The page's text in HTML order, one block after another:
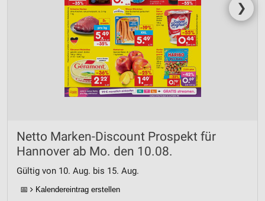
❯
Netto Marken-Discount Prospekt für
Hannover ab Mo. den 10.08.
Gültig von 10. Aug. bis 15. Aug.
📅 Kalendereintrag erstellen